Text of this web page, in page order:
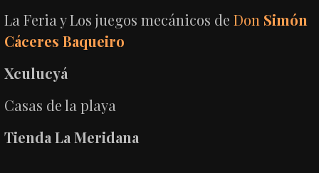
La Feria y Los juegos mecánicos deDon Simón
Cáceres Baqueiro
Xculucyá
Casas de la playa
Tienda La Meridana